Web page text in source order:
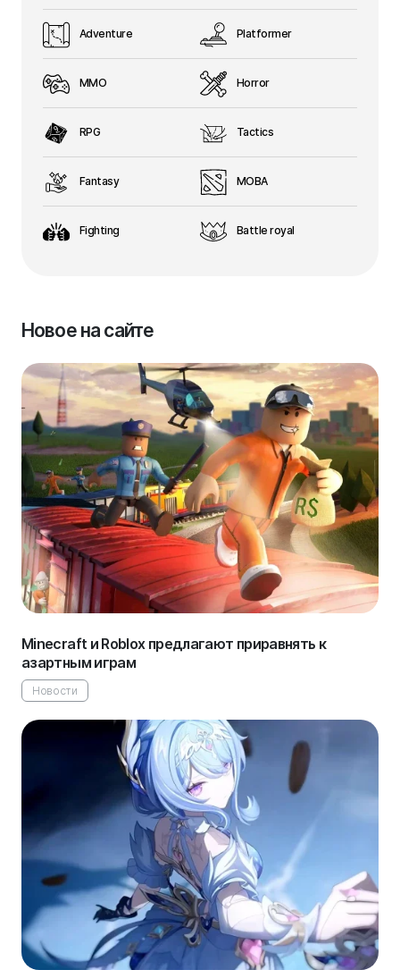
Adventure
MMO
RPG
Fantasy
Fighting
Platformer
Horror
Tactics
MOBA
Battle royal
Новое на сайте
Minecraft и Roblox предлагают приравнять к
азартным играм
Новости